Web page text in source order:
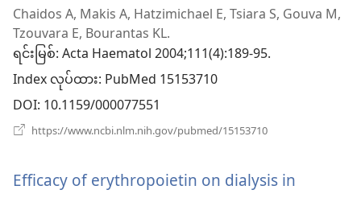
အသစ်
ဖွ
င့်
ပါ
တယ်)
Chaidos A, Makis A, Hatzimichael E, Tsiara S, Gouva M,
Tzouvara E, Bourantas KL.
ရင်းမြစ်‎: Acta Haematol 2004;111(4):189-95.
Index လုပ်ထား‎: PubMed 15153710
DOI‎: 10.1159/000077551
https://www.ncbi.nlm.nih.gov/pubmed/15153710
င့်
နေ
Efficacy of erythropoietin on dialysis in